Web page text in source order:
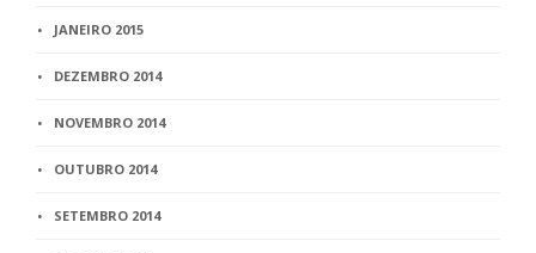
JANEIRO 2015
DEZEMBRO 2014
NOVEMBRO 2014
OUTUBRO 2014
SETEMBRO 2014